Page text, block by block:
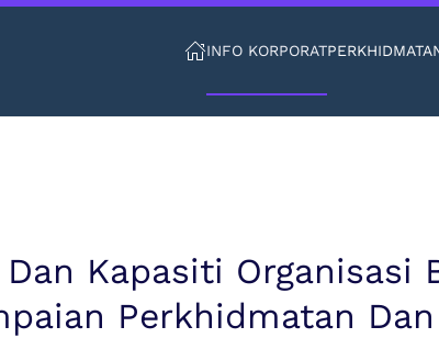
INFO KORPORAT
Kapasiti Organisasi
Perkhidmatan